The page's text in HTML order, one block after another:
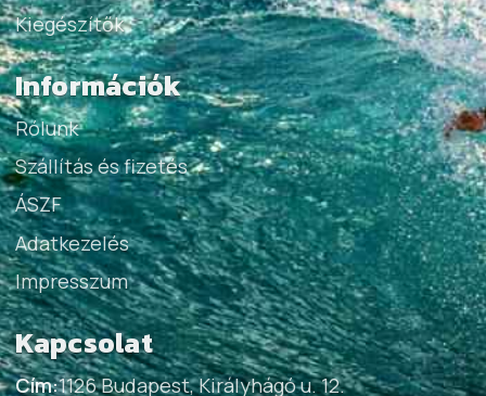
Kiegészítők
Információk
Rólunk
Szállítás és fizetés
ÁSZF
Adatkezelés
Impresszum
Kapcsolat
Cím:1126 Budapest, Királyhágó u. 12.